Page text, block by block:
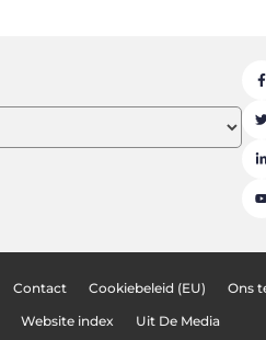
Contact Cookiebeleid (EU) Ons
Website index Uit De Media